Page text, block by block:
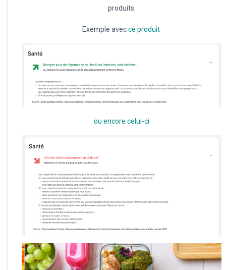
produits.
Exemple avecce produit
ou encore celui-ci